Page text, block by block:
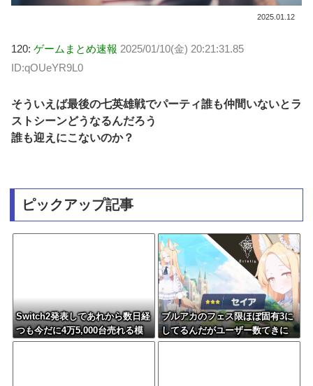
2025.01.12
120: ゲームまとめ速報 2025/01/10(金) 20:21:31.85
ID:qOUeYR9L0
そういえば最後の七英雄戦でパーティ誰も仲間いないとラ
ストシーンどうなるんだろう
誰も迎えにこないのか？
ピックアップ記事
Switch2発表してあれから数日経
つも今だに4万5,000台売れる模
様・・・・・・
ブルアカのフェス限ほぼ固有3に
してるんだがユーザー数てきに
はどんなもん？